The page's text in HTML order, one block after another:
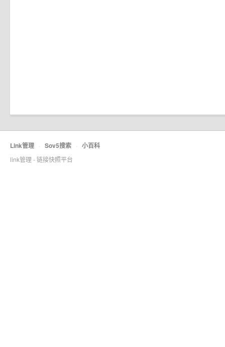
Link管理 · Sov5搜索 · 小百科
link管理 - 链接快照平台